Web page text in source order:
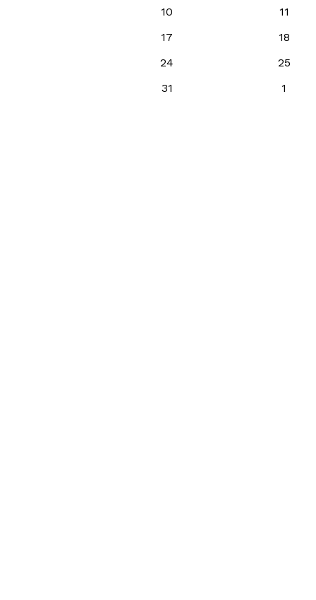
10
11
17
18
24
25
31
1